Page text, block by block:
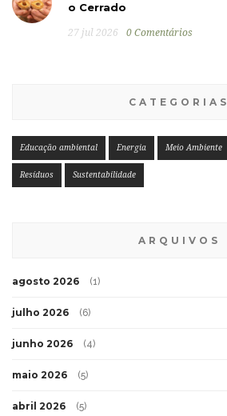
o Cerrado
27 jul 2026 0 Comentários
CATEGORIAS
Educação ambiental Energia Meio Ambiente
Resíduos Sustentabilidade
ARQUIVOS
agosto 2026 (1)
julho 2026 (6)
junho 2026 (4)
maio 2026 (5)
abril 2026 (5)